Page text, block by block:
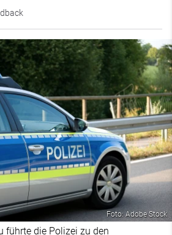
Foto: Adobe Stock
führte die Polizei zu den